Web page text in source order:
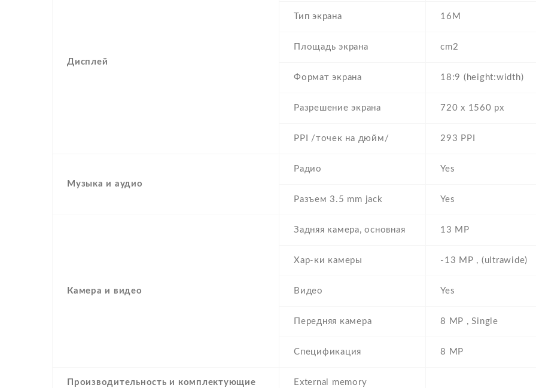
Дисплей
Тип экрана 16M
Площадь экрана cm2
Формат экрана 18:9 (height:width)
Разрешение экрана 720 x 1560 px
PPI /точек на дюйм/ 293 PPI
Музыка и аудио
Радио Yes
Разъем 3.5 mm jack Yes
Камера и видео
Задняя камера, основная 13 MP
Хар-ки камеры -13 MP , (ultrawide)
Видео Yes
Передняя камера 8 MP , Single
Спецификация 8 MP
Производительность и комплектующие External memory